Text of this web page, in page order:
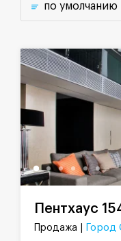
по умолчанию
Пентхаус
Продажа | Город